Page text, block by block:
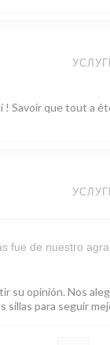
! Savoir que tout a
fue de nuestro
su opinión. Nos
sillas para seguir